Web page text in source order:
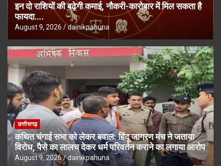
इन दो राशियों की बढ़ेगी कमाई, नौकरी-कारोबार में मिल सकता है
फायदा….
August 9, 2026 dainikpahuna
छत्तीसगढ़
कथित चंगाई सभा को लेकर बवाल: हिंदू जागरण मंच ने जताया
विरोध, पैसे का लालच देकर धर्म परिवर्तन कराने का लगाया आरोप
August 9, 2026 dainikpahuna